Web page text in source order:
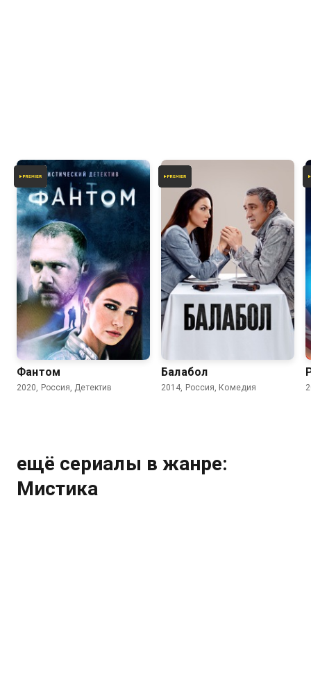
7.2
Фантом
2020, Россия, Детектив
Балабол
2014, Россия, Комедия
ещё сериалы в жанре:
Мистика